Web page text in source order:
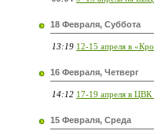
18 Февраля, Суббота
13:19 12-15 апреля в
16 Февраля, Четверг
14:12 17-19 апреля в ЦВК
15 Февраля, Среда